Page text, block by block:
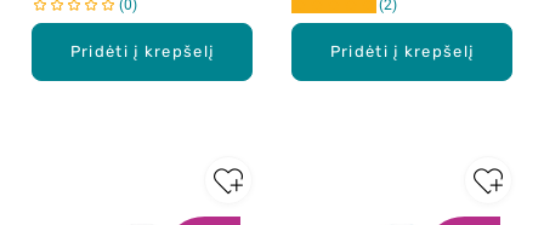
Pridėti į krepšelį
0
Pridėti į krepšelį
2